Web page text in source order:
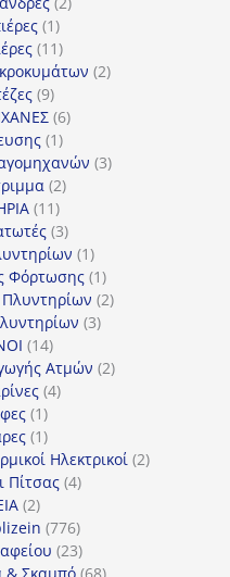
11
προϊόν
1111
προϊόντα
22
99
προϊόντα
66
11
προϊόν
33
22
1111
προϊόντα
33
προϊόντα
11
προϊόν
Φόρτωσης 11
προϊόν
22
33
1414
προϊόντα
Ατμών 22
44
11
προϊόν
11
προϊόν
Ηλεκτρικοί 22
Πίτσας 44
22
προϊόντα
776776
προϊόντα
2323
προϊόντα
& Σκαμπό 6868